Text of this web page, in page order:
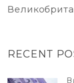
RECENT